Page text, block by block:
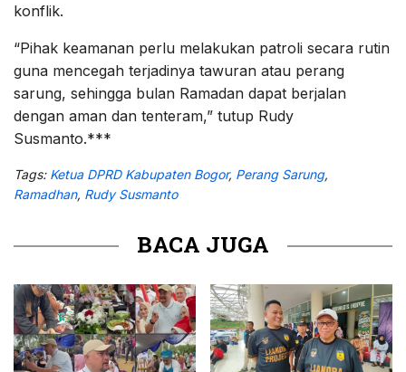
konflik.
“Pihak keamanan perlu melakukan patroli secara rutin
guna mencegah terjadinya tawuran atau perang
sarung, sehingga bulan Ramadan dapat berjalan
dengan aman dan tenteram,” tutup Rudy
Susmanto.***
Tags: Ketua DPRD Kabupaten Bogor, Perang Sarung,
Ramadhan, Rudy Susmanto
BACA JUGA